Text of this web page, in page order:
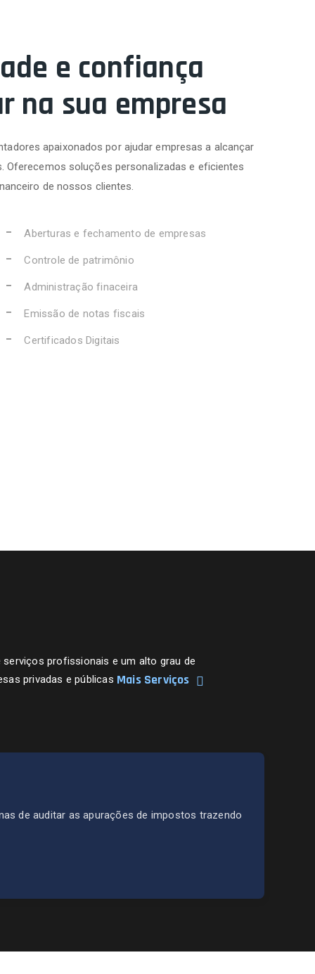
e confiança
na sua empresa
apaixonados por ajudar empresas a alcançar
Oferecemos soluções personalizadas e eficientes
de nossos clientes.
Aberturas e fechamento de empresas
Controle de patrimônio
Administração finaceira
Emissão de notas fiscais
Certificados Digitais
profissionais e um alto grau de
privadas e públicas Mais Serviços
de auditar as apurações de impostos trazendo